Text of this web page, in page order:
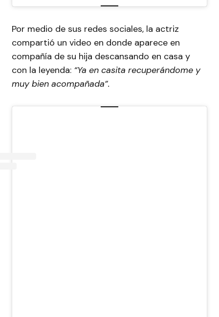
Por medio de sus redes sociales, la actriz
compartió un video en donde aparece en
compañía de su hija descansando en casa y
con la leyenda: “Ya en casita recuperándome y
muy bien acompañada”.